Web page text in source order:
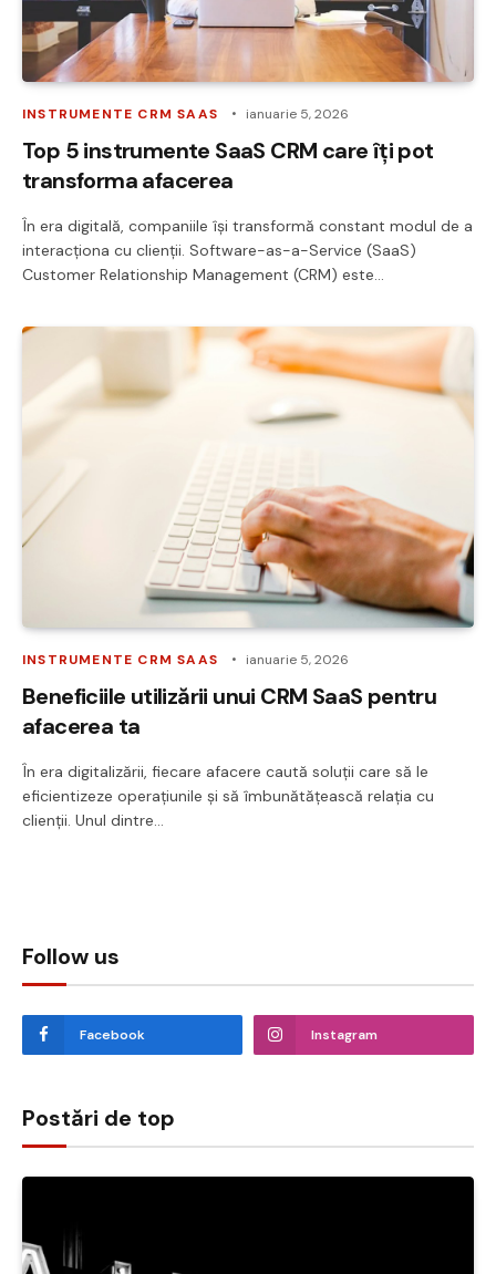
INSTRUMENTE CRM SAAS ianuarie 5, 2026
Top 5 instrumente SaaS CRM care îți pot
transforma afacerea
În era digitală, companiile își transformă constant modul de a
interacționa cu clienții. Software-as-a-Service (SaaS)
Customer Relationship Management (CRM) este…
INSTRUMENTE CRM SAAS ianuarie 5, 2026
Beneficiile utilizării unui CRM SaaS pentru
afacerea ta
În era digitalizării, fiecare afacere caută soluții care să le
eficientizeze operațiunile și să îmbunătățească relația cu
clienții. Unul dintre…
Follow us
Facebook Instagram
Postări de top